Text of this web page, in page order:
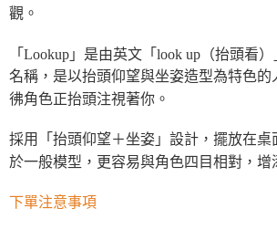
觀。
「Lookup」是由英文「look up（抬頭看
名稱，是以抬頭仰望與坐姿造型為特色的
彿角色正抬頭注視著你。
採用「抬頭仰望＋坐姿」設計，擺放在桌
於一般模型，更容易與角色四目相對，增
下單注意事項